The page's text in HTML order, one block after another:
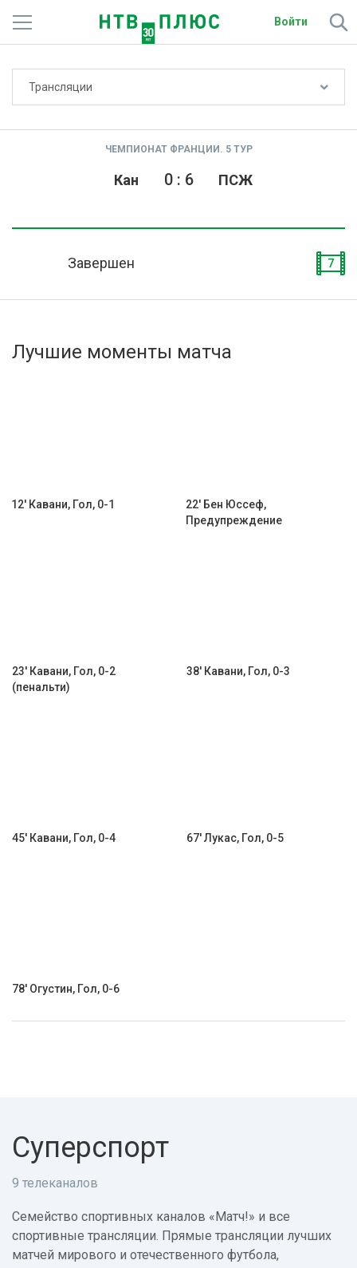
Войти
Активировать промокод
Трансляции
ЧЕМПИОНАТ ФРАНЦИИ. 5 ТУР
Кан ПСЖ
0: 6
Завершен 7
Лучшие моменты матча
12' Кавани, Гол, 0-1
22' Бен Юссеф,
Предупреждение
23' Кавани, Гол, 0-2
(пенальти)
38' Кавани, Гол, 0-3
45' Кавани, Гол, 0-4 67' Лукас, Гол, 0-5
78' Огустин, Гол, 0-6
Суперспорт
9 телеканалов
Семейство спортивных каналов «Матч!» и все
спортивные трансляции. Прямые трансляции лучших
матчей мирового и отечественного футбола,